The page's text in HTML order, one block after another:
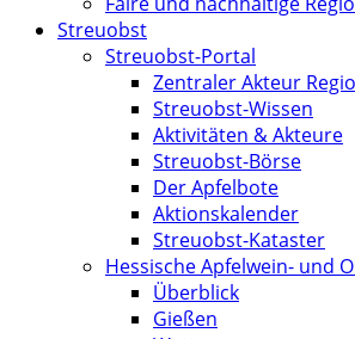
Streuobst
Streuobst-Portal
Zentraler Akteur
Streuobst-Wissen
Aktivitäten & Akteure
Streuobst-Börse
Der Apfelbote
Aktionskalender
Streuobst-Kataster
Hessische Apfelwein- und
Überblick
Gießen